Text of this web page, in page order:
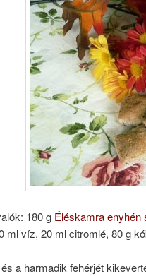
180 g Éléskamra enyhén
ml víz, 20 ml citromlé, 80 g
a harmadik fehérjét